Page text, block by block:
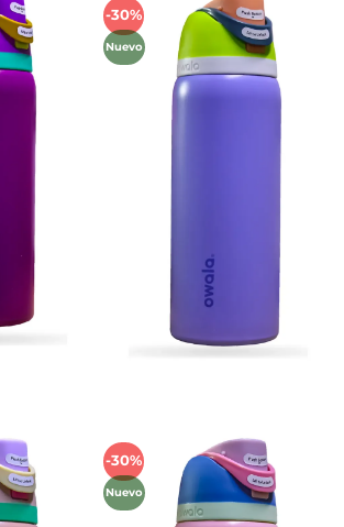
Añadir
lista de
deseos
-30%
Nuevo
Añadir
lista de
deseos
Añadir
lista de
deseos
-30%
Nuevo
Añadir
lista de
deseos